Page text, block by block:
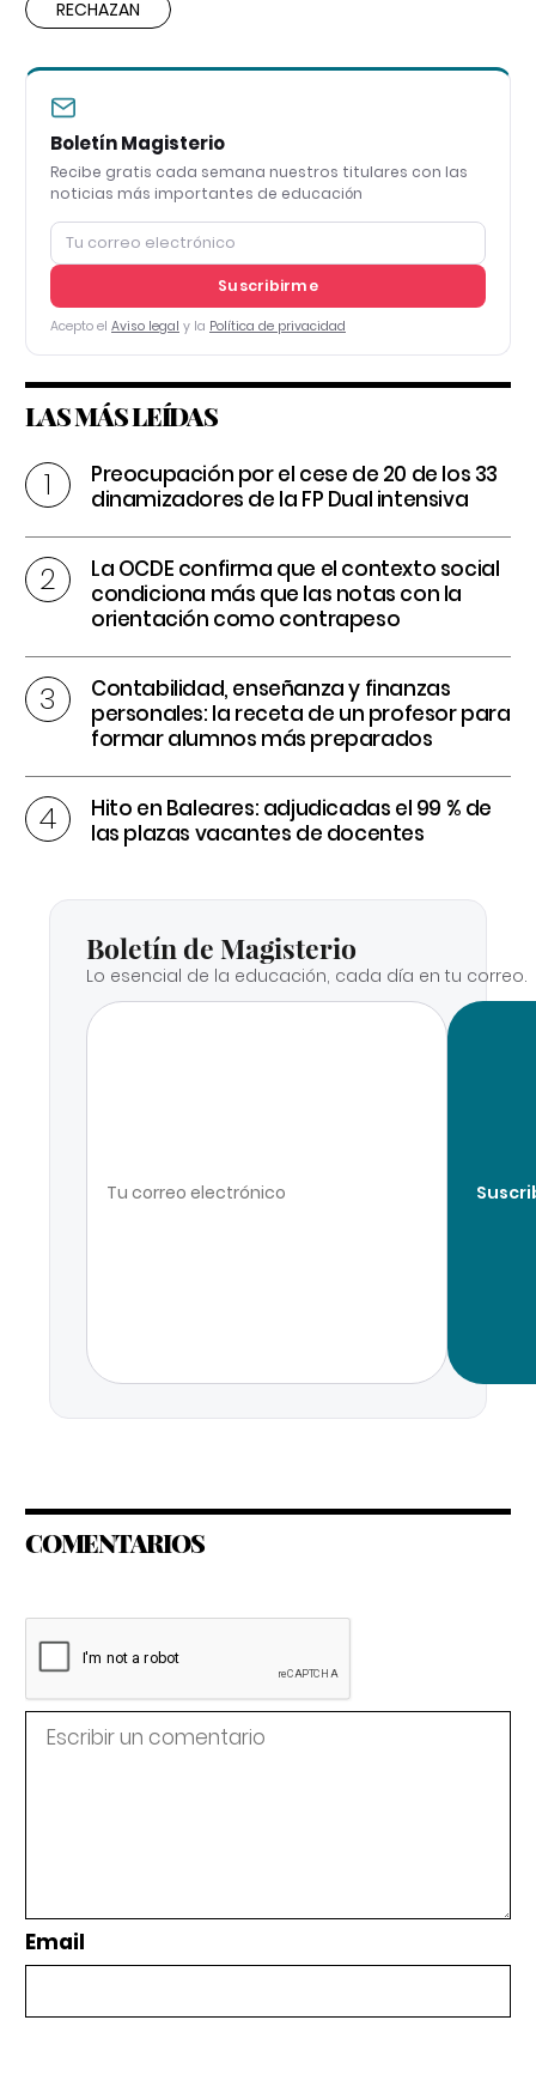
RECHAZAN
Boletín Magisterio
Recibe gratis cada semana nuestros titulares con las
noticias más importantes de educación
Suscribirme
Acepto el Aviso legal y la Política de privacidad
LAS MÁS LEÍDAS
Preocupación por el cese de 20 de los 33
dinamizadores de la FP Dual intensiva
La OCDE confirma que el contexto social
condiciona más que las notas con la
orientación como contrapeso
Contabilidad, enseñanza y finanzas
personales: la receta de un profesor para
formar alumnos más preparados
Hito en Baleares: adjudicadas el 99 % de
las plazas vacantes de docentes
Boletín de Magisterio
Lo esencial de la educación, cada día en tu correo.
COMENTARIOS
Email